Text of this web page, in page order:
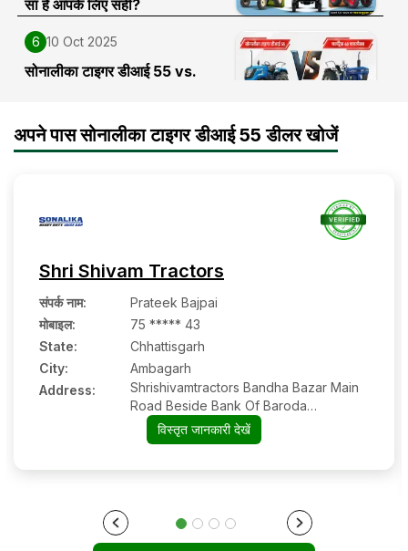
सा है आपके लिए सही?
6 10 Oct 2025
सोनालीका टाइगर डीआई 55 vs.
अपने पास सोनालीका टाइगर डीआई 55 डीलर खोजें
Shri Shivam Tractors
संपर्क नाम:
Prateek Bajpai
मोबाइल:
75 ***** 43
State:
Chhattisgarh
City:
Ambagarh
Address:
Shrishivamtractors Bandha Bazar Main
Road Beside Bank Of Baroda
Ambagarh Chowki
विस्तृत जानकारी देखें